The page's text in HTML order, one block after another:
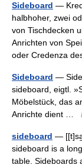
Sideboard —
halbhoher, zwei
von Tischdecken
Anrichten von
oder Credenza
Sideboard —
sideboard, eigtl.
Möbelstück, das
Anrichte dient …
sideboard —
sideboard is a
table. Sideboards